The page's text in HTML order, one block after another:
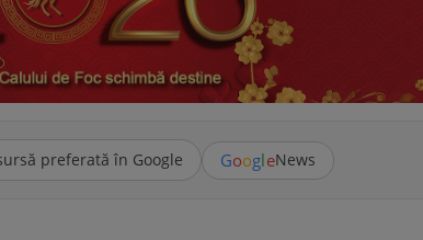
preferată în Google GoogleNews